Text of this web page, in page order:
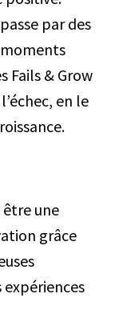
par des
moments
Fails & Grow
en le
être une
grâce